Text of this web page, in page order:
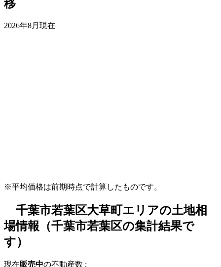
移
2026年8月現在
※平均価格は前期時点で計算したものです。
千葉市若葉区大草町エリアの土地相
場情報（千葉市若葉区の集計結果で
す）
現在販売中の不動産数 :